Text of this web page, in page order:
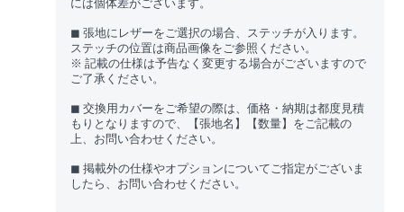
には個体差がございます。
◼︎ 張地にレザーをご選択の場合、ステッチが入ります。
ステッチの位置は商品画像をご参照ください。
※ 記載の仕様は予告なく変更する場合がございますので
ご了承ください。
◼︎ 交換用カバーをご希望の際は、価格・納期は都度見積
もりとなりますので、【張地名】【数量】をご記載の
上、お問い合わせください。
◼︎ 掲載外の仕様やオプションについてご指定がございま
したら、お問い合わせください。